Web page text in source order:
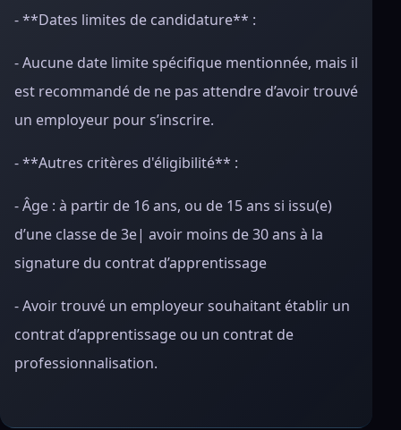
- **Dates limites de candidature** :
- Aucune date limite spécifique mentionnée, mais il
est recommandé de ne pas attendre d’avoir trouvé
un employeur pour s’inscrire.
- **Autres critères d'éligibilité** :
- Âge : à partir de 16 ans, ou de 15 ans si issu(e)
d’une classe de 3e| avoir moins de 30 ans à la
signature du contrat d’apprentissage
- Avoir trouvé un employeur souhaitant établir un
contrat d’apprentissage ou un contrat de
professionnalisation.